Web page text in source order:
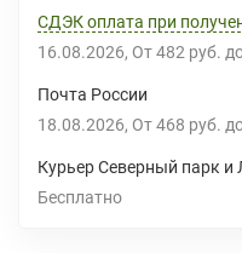
СДЭК оплата при
16.08.2026 От 482 руб.
Почта России
18.08.2026 От 468 руб.
Курьер Северный парк
Бесплатно